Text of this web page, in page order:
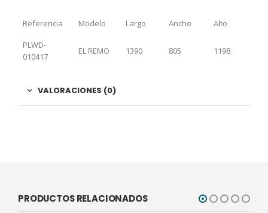
Referencia Modelo Largo Ancho
Alto
PLWD-
010417
EL REMO 1390 805 1198
VALORACIONES (0)
PRODUCTOS RELACIONADOS